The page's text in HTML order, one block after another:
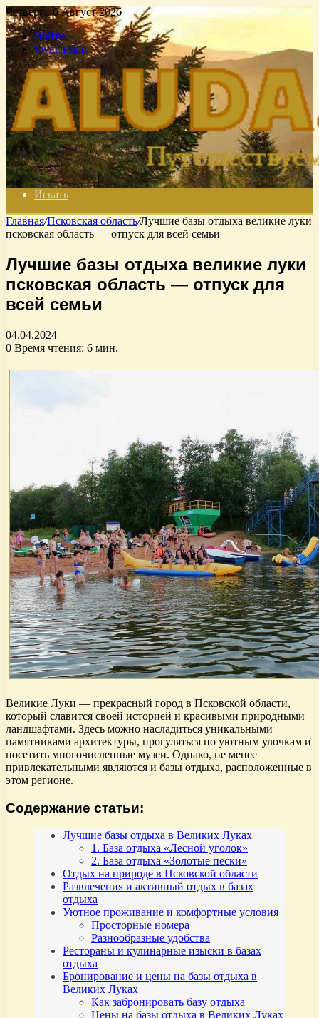
Четверг , 6 Август 2026
Войти
Switch skin
Искать
Главная/Псковская область/Лучшие базы отдыха великие луки
псковская область — отпуск для всей семьи
Лучшие базы отдыха великие луки
псковская область — отпуск для
всей семьи
04.04.2024
0 Время чтения: 6 мин.
Великие Луки — прекрасный город в Псковской области,
который славится своей историей и красивыми природными
ландшафтами. Здесь можно насладиться уникальными
памятниками архитектуры, прогуляться по уютным улочкам и
посетить многочисленные музеи. Однако, не менее
привлекательными являются и базы отдыха, расположенные в
этом регионе.
Содержание статьи:
Лучшие базы отдыха в Великих Луках
1. База отдыха «Лесной уголок»
2. База отдыха «Золотые пески»
Отдых на природе в Псковской области
Развлечения и активный отдых в базах
отдыха
Уютное проживание и комфортные условия
Просторные номера
Разнообразные удобства
Рестораны и кулинарные изыски в базах
отдыха
Бронирование и цены на базы отдыха в
Великих Луках
Как забронировать базу отдыха
Цены на базы отдыха в Великих Луках